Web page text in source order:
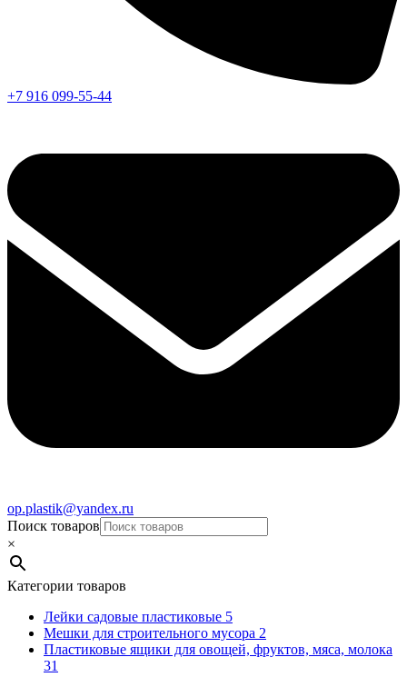
+7 916 099-55-44
op.plastik@yandex.ru
Поиск товаров
×
Категории товаров
Лейки садовые пластиковые 5
Мешки для строительного мусора 2
Пластиковые ящики для овощей, фруктов, мяса, молока
31